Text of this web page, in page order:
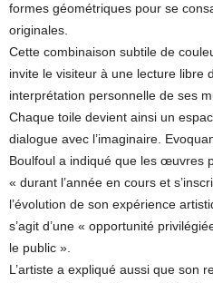
formes géométriques pour se
originales.
Cette combinaison subtile de
invite le visiteur à une lecture
interprétation personnelle de ses
Chaque toile devient ainsi un
dialogue avec l’imaginaire.
Boulfoul a indiqué que les œuvres
« durant l’année en cours et
l’évolution de son expérience
s’agit d’une « opportunité
le public ».
L’artiste a expliqué aussi que son